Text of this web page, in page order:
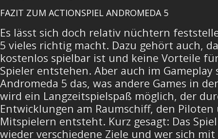
FAZIT ZUM ACTIONSPIEL ANDROMEDA 5
Es lässt sich doch relativ nüchtern
5 vieles richtig macht. Dazu gehört auch,
kostenlos spielbar ist und keine Vorteile
Spieler entstehen. Aber auch im Gameplay
Andromeda 5 das, was andere Games in
wird ein Langzeitspielspaß möglich, der
Entwicklungen am Raumschiff, den
Mitspielern entsteht. Kurz gesagt: Das
wieder verschiedene Ziele und wer sich